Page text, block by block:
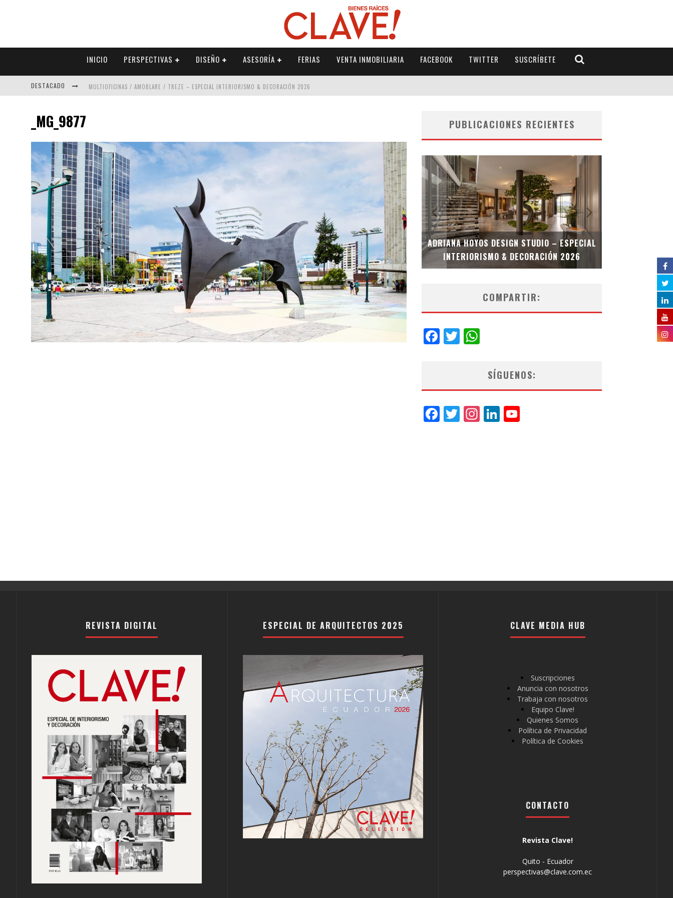
INICIO PERSPECTIVAS DISEÑO ASESORÍA FERIAS VENTA INMOBILIARIA FACEBOOK TWITTER SUSCRÍBETE
DESTACADO MULTIOFICINAS / AMOBLARE / TREZE – ESPECIAL INTERIORISMO & DECORACIÓN 2026
ADRIANA HOYOS DESIGN STUDIO – ESPECIAL INTERIORISMO & DECORACIÓN 2026
_MG_9877 PUBLICACIONES RECIENTES
MUBB DESIGN STUDIO – ESPECIAL
INTERIORISMO & DECORACIÓN 2026
ADRIANA HOYOS DESIGN STUDIO – ESPECIAL
INTERIORISMO & DECORACIÓN 2026
COMPARTIR:
Facebook
Twitter
SÍGUENOS:
Facebook
Twitter
Instagram
LinkedIn
REVISTA DIGITAL ESPECIAL DE ARQUITECTOS 2025 CLAVE MEDIA HUB
Suscripciones
Anuncia con nosotros
Trabaja con nosotros
Equipo Clave!
Quienes Somos
Política de Privacidad
Política de Cookies
CONTACTO
Revista Clave!
Quito - Ecuador
perspectivas@clave.com.ec